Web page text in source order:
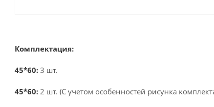
Комплектация:
45*60: 3 шт.
45*60: 2 шт. (С учетом особенностей рисунка